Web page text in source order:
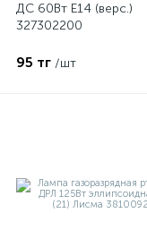
ДС 60Вт E14 (верс.)
327302200
95 тг /шт